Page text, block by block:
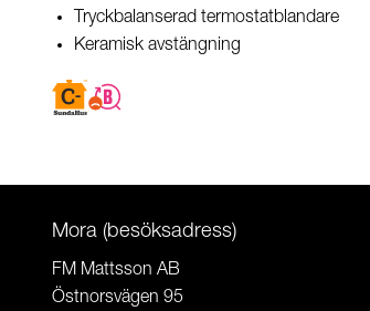
Tryckbalanserad termostatblandare
Keramisk avstängning
Mora (besöksadress)
FM Mattsson AB
Östnorsvägen 95